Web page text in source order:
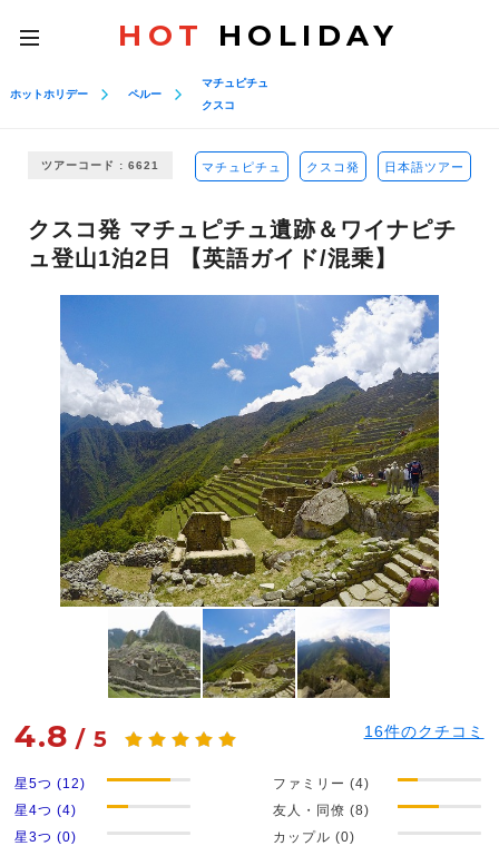
toggle
navigation
HOT HOLIDAY
ホットホリデー ペルー
マチュピチュ
クスコ
ツアーコード : 6621 マチュピチュ クスコ発 日本語ツアー
クスコ発 マチュピチュ遺跡＆ワイナピチ
ュ登山1泊2日 【英語ガイド/混乗】
4.8 /5 16件のクチコミ
星5つ (12)
星4つ (4)
星3つ (0)
ファミリー (4)
友人・同僚 (8)
カップル (0)